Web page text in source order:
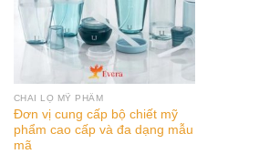
CHAI LỌ MỸ PHẨM
Đơn vị cung cấp bộ chiết mỹ
phẩm cao cấp và đa dạng mẫu
mã